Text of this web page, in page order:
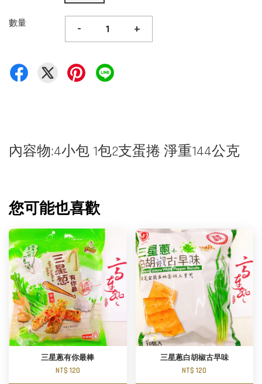
數量 - +
內容物:4小包 1包2支蛋捲 淨重144公克
您可能也喜歡
三星蔥有你最棒
NT$ 120
三星蔥白胡椒古早味
NT$ 120